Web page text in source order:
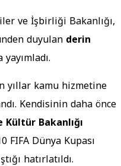
ve İşbirliği Bakanlığı,
duyulanderin
yıllar kamu hizmetine
Kendisinin daha önce
Kültür Bakanlığı
Dünya Kupası
hatırlatıldı.